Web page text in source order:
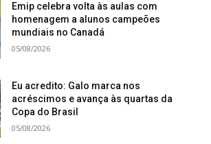
Emip celebra volta às aulas com
homenagem a alunos campeões
mundiais no Canadá
05/08/2026
Eu acredito: Galo marca nos
acréscimos e avança às quartas da
Copa do Brasil
05/08/2026